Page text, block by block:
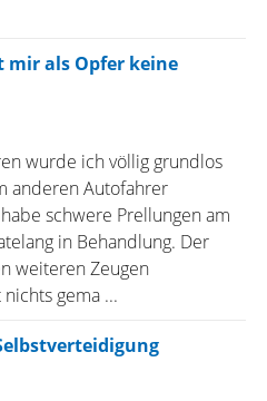
als Opfer keine
wurde ich völlig grundlos
anderen Autofahrer
schwere Prellungen am
in Behandlung. Der
weiteren Zeugen
gema ...